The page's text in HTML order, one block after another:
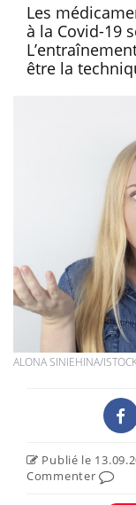
Les
à la Covid-19
être la
ALONA SINIEHINA/
Publié le
Commenter